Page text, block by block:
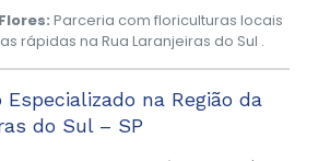
Parceria com floriculturas locais
rápidas na Rua Laranjeiras do Sul .
na Região da
do Sul – SP